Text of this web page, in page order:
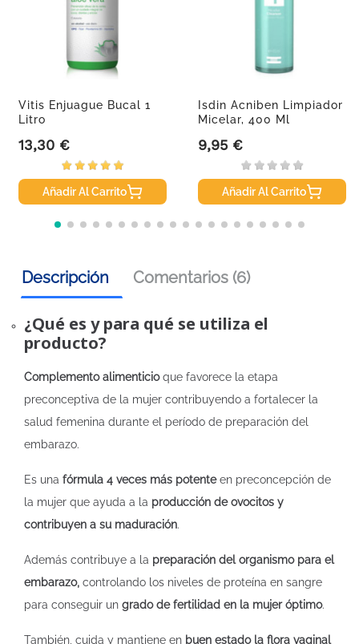
Vitis Enjuague Bucal 1
Litro
Precio
13,30 €
Añadir Al Carrito
Isdin Acniben Limpiador
Micelar, 400 Ml
Precio
9,95 €
Añadir Al Carrito
Descripción Comentarios (6)
¿Qué es y para qué se utiliza el
producto?
Complemento alimenticioque favorece la etapa
preconceptiva de la mujer contribuyendo a fortalecer la
salud femenina durante el período de preparación del
embarazo.
Es una fórmula 4 veces más potenteen preconcepción de
la mujer que ayuda a la producción de ovocitos y
contribuyen a su maduración.
Además contribuye a la preparación del organismo para el
embarazo, controlando los niveles de proteína en sangre
para conseguir un grado de fertilidad en la mujer óptimo.
También, cuida y mantiene en buen estado la flora vaginal